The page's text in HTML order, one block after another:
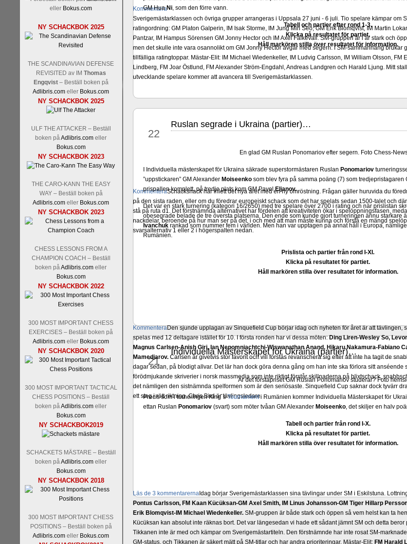
eller Bokus.com
NY SCHACKBOK 2025
THE SCANDINAVIAN DEFENSE
REVISITED av IM Thomas
Engqvist– Beställ boken på
Adlibris.com eller Bokus.com
NY SCHACKBOK 2025
ULF THE ATTACKER – Beställ
boken påAdlibris.com eller
Bokus.com
NY SCHACKBOK 2023
THE CARO-KANN THE EASY
WAY – Beställ boken på
Adlibris.com eller Bokus.com
NY SCHACKBOK 2023
CHESS LESSONS FROM A
CHAMPION COACH – Beställ
boken påAdlibris.com eller
Bokus.com
NY SCHACKBOK 2022
300 MOST IMPORTANT CHESS
EXERCISES – Beställ boken på
Adlibris.com eller Bokus.com
NY SCHACKBOK 2020
300 MOST IMPORTANT TACTICAL
CHESS POSITIONS – Beställ
boken påAdlibris.com eller
Bokus.com
NY SCHACKBOK2019
SCHACKETS MÄSTARE – Beställ
boken påAdlibris.com eller
Bokus.com
NY SCHACKBOK 2018
300 MOST IMPORTANT CHESS
POSITIONS – Beställ boken på
Adlibris.com eller Bokus.com
Kommentera
Sverigemästarklassen och övriga grupper arrangeras i Uppsala 27 juni - 6 juli. Tio spelare kämpar om
ratingordning: GM Platon Galperin, IM Isak Storme, IM Jung Min Seo, GM Erik Blomqvist, IM Martin
Pantzar, IM Hampus Sörensen GM Jonny Hector och IM Axel Falkevall. SM-gruppen är i år stark och
men det skulle inte vara osannolikt om GM Jonny Hector avgår med segern. I SM-sammanhang brukar
tillfälliga ratingtoppar. Mästar-Elit: IM Michael Wiedenkeller, IM Ludvig Carlsson, IM William Olsson, FM
Lindberg, FM Joar Östlund, FM Alexander Ström-Engdahl, Andreas Landgren och Harald Ljung. Mitt
utvecklande spelare kommer att avancera till Sverigemästarklassen.
KommenteraSchacksnack har inlett det nya året med en ny omröstning. Frågan gäller huruvida du
på den sista raden, eller om du föredrar europeiskt schack som det har spelats sedan 1500-talet och
stå på ruta d1. Det förstnämnda alternativet har fördelen att kreativiteten ökar i spelöppningsfasen,
nackdelar, beroende på hur man ser på det, i och med att man måste kunna och förstå en mängd
svarsalternativ 1 eller 2 i högerspalten nedan.
KommenteraDen sjunde upplagan av Sinquefield Cup börjar idag och nyheten för året är att tävlingen,
spelas med 12 deltagare istället för 10. I första ronden har vi dessa möten:Ding Liren-Wesley So,
Magnus Carlsen-Anish Giri, Ian Nepomniachtchi-Wiswanathan Anand, Hikaru Nakamura-Fabiano
Mamedjarov. Carlsen är givetvis stor favorit och vill förstås revanschera sig efter att inte ha tagit de
dagar sedan, på blodigt allvar. Det lär han dock göra denna gång om han inte ska förlora sitt anséende
förödmjukande skriverier i norsk massmedia som inte riktigt förstår skillnaderna på blixtschack,
det nämligen den sistnämnda spelformen som är den seriösaste. Sinquefield Cup saknar dock tyvärr
ett steg i rätt riktning. Chris Bird är tävlingsledare
Läs de 3 kommentarernaIdag börjar Sverigemästarklassen sina tävlingar under SM i Eskilstuna.
Pontus Carlsson, FM Kaan Kücüksan-GM Axel Smith, IM Linus Johansson-GM Tiger Hillarp
Erik Blomqvist-IM Michael Wiedenkeller.SM-gruppen är både stark och öppen så vem helst kan ta
Kücüksan kan absolut inte räknas bort. Det var längesedan vi hade ett sådant jämnt SM och detta
Tikkanen inte är med och kämpar om Sverigemästartiteln. Den förstnämnde har inte rosat SM-
GM-status, och Tikkanen är säkert mätt på SM-titlar och har andra prioriteringar. Mästar-Elit: FM Harald
GM HuaNi, som den förre vann.
Tabell och partier efter rond 1-3.
Klicka på resultatet för partiet.
Håll markören stilla över resultatet för information.
22
Ruslan segrade i Ukraina (partier)…
En glad GM Ruslan Ponomariov efter segern. Foto Chess-
I Individuella mästerskapet för Ukraina säkrade superstormästaren Ruslan Ponomariov
”uppstickaren” GM Alexander Moiseenko som blev fyra på samma poäng (7) som tredjepristagaren
prispallen komplett, på tredje plats kom GM PavelEljanov.
Det var en stark turnering (kategori 16/2650) med tre spelare över 2700 i rating och när prislistan
obesegrade belade de tre översta platserna. Den ende som kunde gjort turneringen ännu starkare
Ivanchukrankad som nummer fem i världen. Men han var upptagen på annat håll i Europa,
Rumänien.
Prislista och partier från rond I-XI.
Klicka på resultatet för partiet.
Håll markören stilla över resultatet för information.
jun
21
Individuella Mästerskapet för Ukraina (partier)…
Är det förstapriset GM Ruslan Ponomariov studerar? Foto
Precis som i turneringen King´sTournamenti Rumänien kommer Individuella Mästerskapet för
ettan Ruslan Ponomariov(svart) som möter tvåan GM Alexander Moiseenko, det skiljer en halv
Tabell och partier från rond I-X.
Klicka på resultatet för partiet.
Håll markören stilla över resultatet för information.